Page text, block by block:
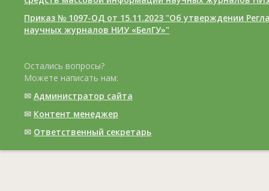
Приказ № 1097-ОД от 15.11.2023 "Об утверждении
научных журналов НИУ «БелГУ»"
Остались вопросы?
Можете написать нам:
✉ Администратор сайта
✉ Контент менеджер
✉ Ответственный cекретарь